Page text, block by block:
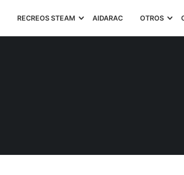
RECREOS STEAM AIDARAC OTROS